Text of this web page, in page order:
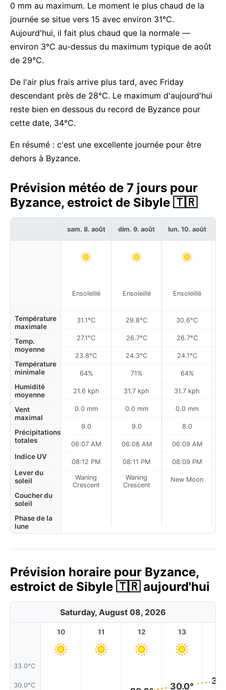
0 mm au maximum. Le moment le plus chaud de la
journée se situe vers 15 avec environ 31°C.
Aujourd'hui, il fait plus chaud que la normale —
environ 3°C au-dessus du maximum typique de août
de 29°C.
De l'air plus frais arrive plus tard, avec Friday
descendant près de 28°C. Le maximum d'aujourd'hui
reste bien en dessous du record de Byzance pour
cette date, 34°C.
En résumé : c'est une excellente journée pour être
dehors à Byzance.
Prévision météo de 7 jours pour
Byzance, estroict de Sibyle 🇹🇷
Température
maximale
Temp.
moyenne
Température
minimale
Humidité
moyenne
Vent
maximal
Précipitations
totales
Indice UV
Lever du
soleil
Coucher du
soleil
Phase de la
lune
sam. 8. août
Ensoleillé
31.1°C
27.1°C
23.8°C
64%
21.6 kph
0.0 mm
9.0
06:07 AM
08:12 PM
Waning
Crescent
dim. 9. août
Ensoleillé
29.8°C
26.7°C
24.3°C
71%
31.7 kph
0.0 mm
9.0
06:08 AM
08:11 PM
Waning
Crescent
lun. 10. août
Ensoleillé
30.6°C
26.7°C
24.1°C
64%
31.7 kph
0.0 mm
8.0
06:09 AM
08:09 PM
New Moon
Prévision horaire pour Byzance,
estroict de Sibyle 🇹🇷 aujourd'hui
Saturday, August 08, 2026
33.0°C
30.0°C
10 11 12 13
30.0°